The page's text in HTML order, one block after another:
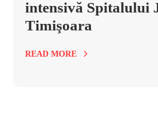
intensivă Spitalului
Timişoara
READ MORE